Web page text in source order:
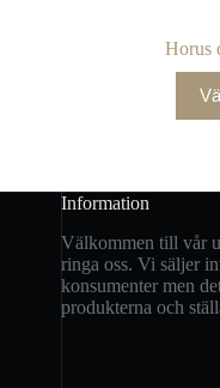
Horus
Information
Välkommen till vår
ringa oss. Vi säljer
konsumenter men
produkterna och